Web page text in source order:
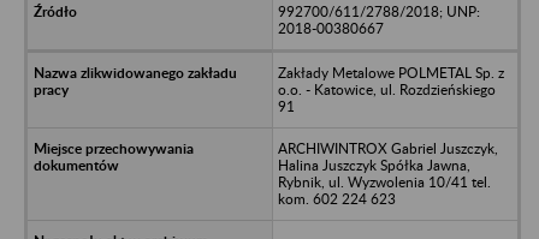
992700/611/2788/2018; UNP:
2018-00380667
Zakłady Metalowe POLMETAL Sp. z
o.o. - Katowice, ul. Rozdzieńskiego
91
ARCHIWINTROX Gabriel Juszczyk,
Halina Juszczyk Spółka Jawna,
Rybnik, ul. Wyzwolenia 10/41 tel.
kom. 602 224 623